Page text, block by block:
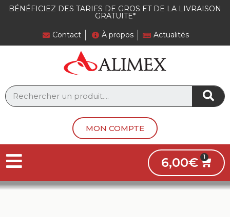
BÉNÉFICIEZ DES TARIFS DE GROS ET DE LA LIVRAISON
GRATUITE*
Contact À propos Actualités
MON COMPTE
6,00€
Panneau de gestion des cookies